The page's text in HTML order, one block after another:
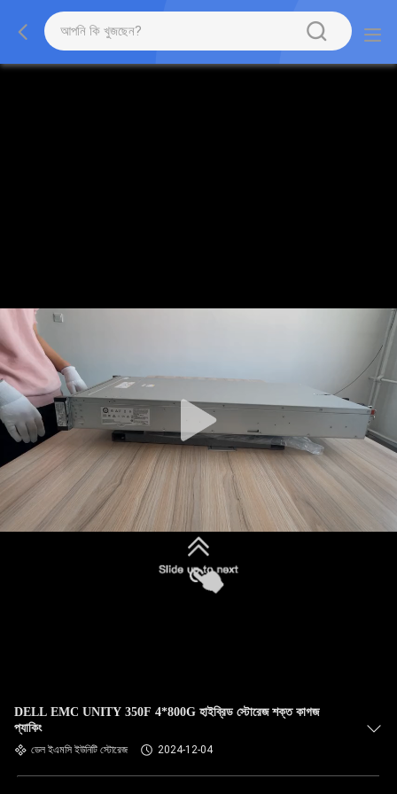
DELL EMC UNITY 350F 4*800G হাইব্রিড স্টোরেজ শক্ত কাগজ
প্যাকিং
ডেল ইএমসি ইউনিটি স্টোরেজ 2024-12-04